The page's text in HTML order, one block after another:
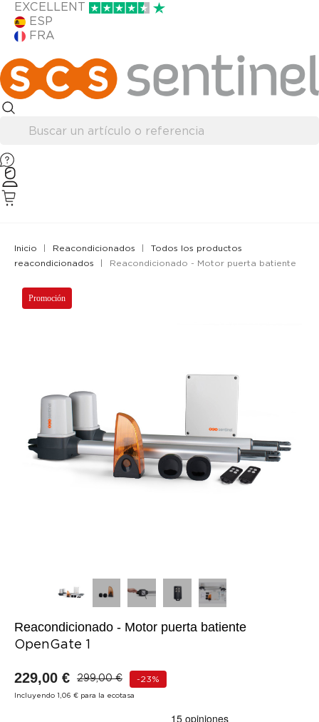
EXCELLENT
ESP
FRA
Inicio Reacondicionados
Todos los productos
reacondicionados
Reacondicionado - Motor puerta batiente
Promoción
Reacondicionado - Motor puerta batiente
OpenGate 1
229,00 € 299,00 € -23%
Incluyendo 1,06 € para la ecotasa